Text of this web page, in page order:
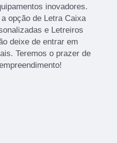
inovadores.
opção de Letra Caixa
e Letreiros
deixe de entrar em
Teremos o prazer de